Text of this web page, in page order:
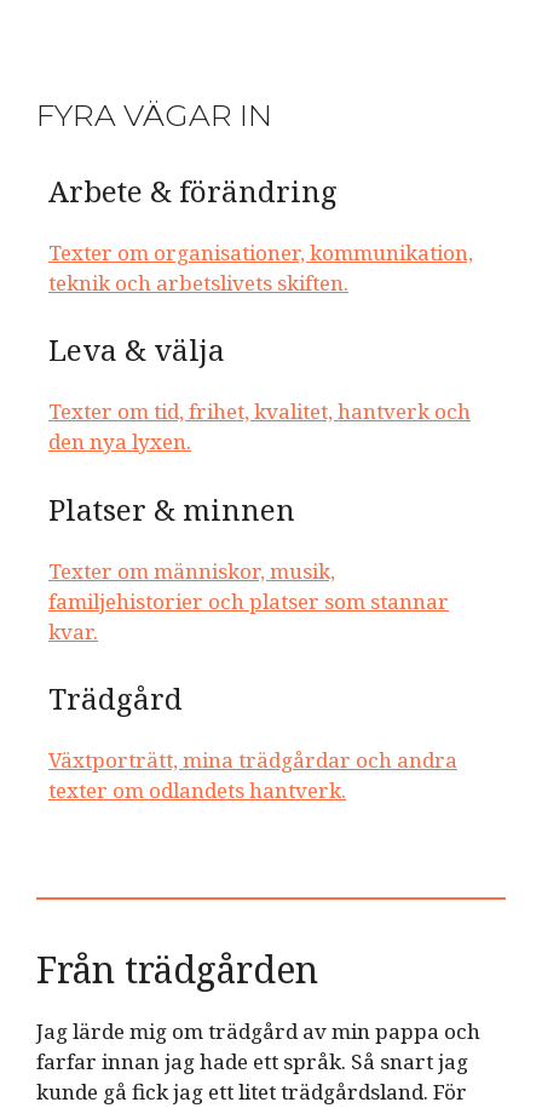
FYRA VÄGAR IN
Arbete & förändring
Texter om organisationer, kommunikation,
teknik och arbetslivets skiften.
Leva & välja
Texter om tid, frihet, kvalitet, hantverk och
den nya lyxen.
Platser & minnen
Texter om människor, musik,
familjehistorier och platser som stannar
kvar.
Trädgård
Växtporträtt, mina trädgårdar och andra
texter om odlandets hantverk.
Från trädgården
Jag lärde mig om trädgård av min pappa och
farfar innan jag hade ett språk. Så snart jag
kunde gå fick jag ett litet trädgårdsland. För